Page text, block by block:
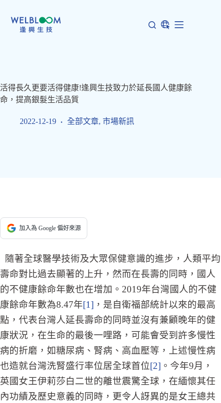
活得長久更要活得健康!逢興生技致力於延長國人健康餘
命，提高銀髮生活品質
2022-12-19 全部文章, 市場新訊
加入為 Google 偏好來源
隨著全球醫學技術及大眾保健意識的進步，人類平均
壽命對比過去顯著的上升，然而在長壽的同時，國人
的不健康餘命年數也在增加。2019年台灣國人的不健
康餘命年數為8.47年[1] ，是自衛福部統計以來的最高
點，代表台灣人延長壽命的同時並沒有兼顧晚年的健
康狀況，在生命的最後一哩路，可能會受到許多慢性
病的折磨，如糖尿病、腎病、高血壓等，上述慢性病
也造就台灣洗腎盛行率位居全球首位[2] 。今年9月，
英國女王伊莉莎白二世的離世震驚全球，在緬懷其任
內功績及歷史意義的同時，更令人訝異的是女王總共